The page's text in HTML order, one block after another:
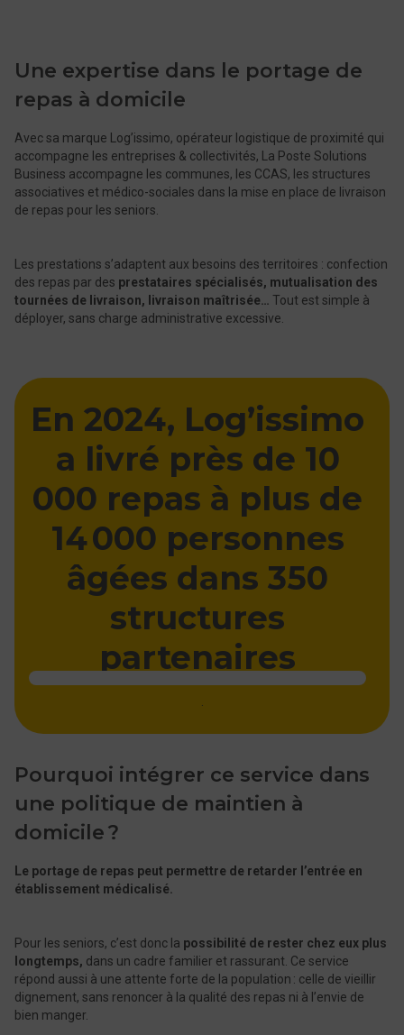
Une expertise dans le portage de
repas à domicile
Avec sa marque Log’issimo, opérateur logistique de proximité qui
accompagne les entreprises & collectivités, La Poste Solutions
Business accompagne les communes, les CCAS, les structures
associatives et médico-sociales dans la mise en place de livraison
de repas pour les seniors.
Les prestations s’adaptent aux besoins des territoires : confection
des repas par des prestataires spécialisés, mutualisation des
tournées de livraison, livraison maîtrisée… Tout est simple à
déployer, sans charge administrative excessive.
En 2024, Log’issimo
a livré près de 10
000 repas à plus de
14 000 personnes
âgées dans 350
structures
partenaires
Pourquoi intégrer ce service dans
une politique de maintien à
domicile ?
Le portage de repas peut permettre de retarder l’entrée en
établissement médicalisé.
Pour les seniors, c’est donc la possibilité de rester chez eux plus
longtemps, dans un cadre familier et rassurant. Ce service
répond aussi à une attente forte de la population : celle de vieillir
dignement, sans renoncer à la qualité des repas ni à l’envie de
bien manger.